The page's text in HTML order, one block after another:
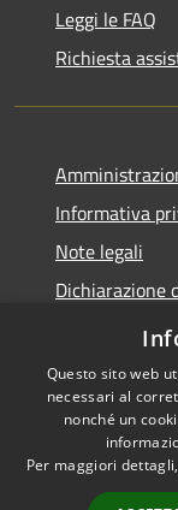
Leggi le FAQ
Richiesta
Informativa
Note legali
Dichiarazione
Accessibilità
Questo sito web
necessari al
nonché un
Per maggiori